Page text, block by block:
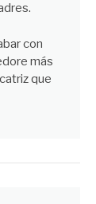
con
más
que